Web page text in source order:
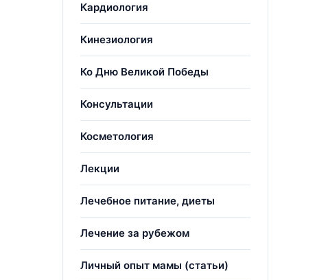
Кардиология
Кинезиология
Ко Дню Великой Победы
Консультации
Косметология
Лекции
Лечебное питание, диеты
Лечение за рубежом
Личный опыт мамы (статьи)